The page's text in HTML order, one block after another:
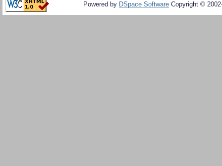
Powered by DSpace Software Copyright ©